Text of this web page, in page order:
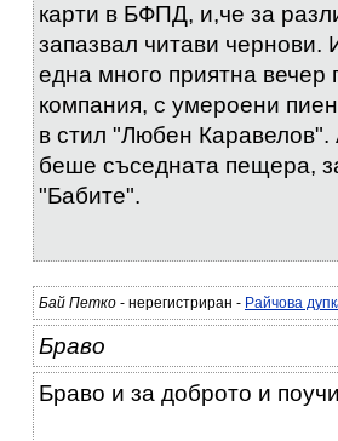
карти в БФПД, и,че за
запазвал читави чернови.
една много приятна
компания, с умероени
в стил "Любен Каравелов".
беше съседната пещера,
"Бабите".
Бай Петко - нерегистриран - Райчова
Браво
Браво и за доброто и